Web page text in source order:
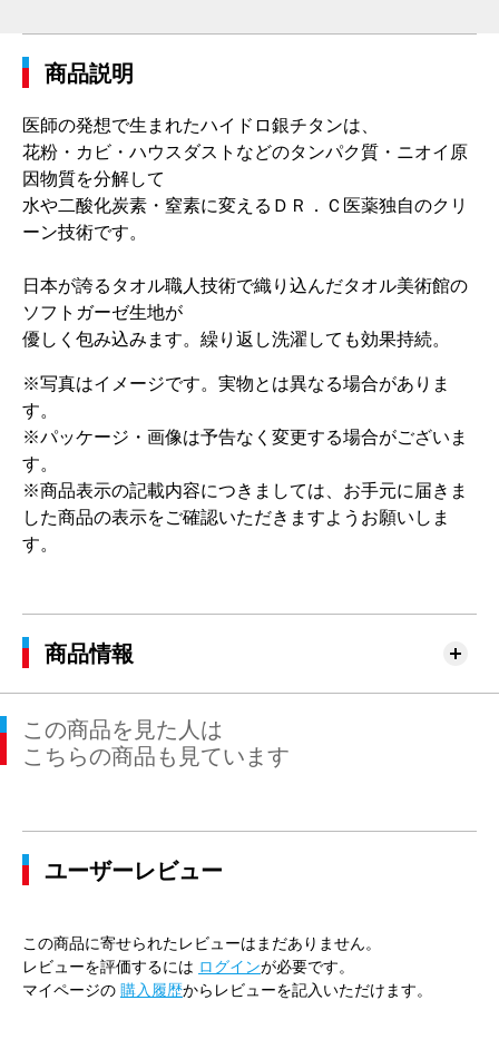
商品説明
医師の発想で生まれたハイドロ銀チタンは、
花粉・カビ・ハウスダストなどのタンパク質・ニオイ原
因物質を分解して
水や二酸化炭素・窒素に変えるＤＲ．Ｃ医薬独自のクリ
ーン技術です。
日本が誇るタオル職人技術で織り込んだタオル美術館の
ソフトガーゼ生地が
優しく包み込みます。繰り返し洗濯しても効果持続。
※写真はイメージです。実物とは異なる場合がありま
す。
※パッケージ・画像は予告なく変更する場合がございま
す。
※商品表示の記載内容につきましては、お手元に届きま
した商品の表示をご確認いただきますようお願いしま
す。
商品情報
この商品を見た人は
こちらの商品も見ています
ユーザーレビュー
この商品に寄せられたレビューはまだありません。
レビューを評価するには ログインが必要です。
マイページの 購入履歴からレビューを記入いただけます。